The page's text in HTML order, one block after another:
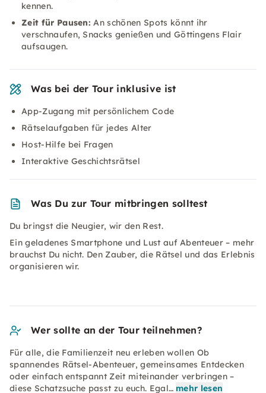
kennen.
Zeit für Pausen: An schönen Spots könnt ihr
verschnaufen, Snacks genießen und Göttingens Flair
aufsaugen.
Was bei der Tour inklusive ist
App-Zugang mit persönlichem Code
Rätselaufgaben für jedes Alter
Host-Hilfe bei Fragen
Interaktive Geschichtsrätsel
Was Du zur Tour mitbringen solltest
Du bringst die Neugier, wir den Rest.
Ein geladenes Smartphone und Lust auf Abenteuer – mehr
brauchst Du nicht. Den Zauber, die Rätsel und das Erlebnis
organisieren wir.
Wer sollte an der Tour teilnehmen?
Für alle, die Familienzeit neu erleben wollen Ob
spannendes Rätsel-Abenteuer, gemeinsames Entdecken
oder einfach entspannt Zeit miteinander verbringen –
diese Schatzsuche passt zu euch. Egal… mehr lesen